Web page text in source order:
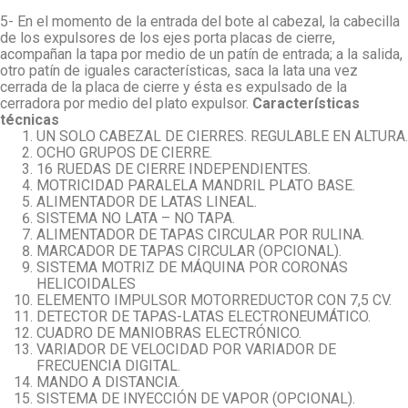
5- En el momento de la entrada del bote al cabezal, la cabecilla
de los expulsores de los ejes porta placas de cierre,
acompañan la tapa por medio de un patín de entrada; a la salida,
otro patín de iguales características, saca la lata una vez
cerrada de la placa de cierre y ésta es expulsado de la
cerradora por medio del plato expulsor. Características
técnicas
UN SOLO CABEZAL DE CIERRES. REGULABLE EN ALTURA.
OCHO GRUPOS DE CIERRE.
16 RUEDAS DE CIERRE INDEPENDIENTES.
MOTRICIDAD PARALELA MANDRIL PLATO BASE.
ALIMENTADOR DE LATAS LINEAL.
SISTEMA NO LATA – NO TAPA.
ALIMENTADOR DE TAPAS CIRCULAR POR RULINA.
MARCADOR DE TAPAS CIRCULAR (OPCIONAL).
SISTEMA MOTRIZ DE MÁQUINA POR CORONAS
HELICOIDALES
ELEMENTO IMPULSOR MOTORREDUCTOR CON 7,5 CV.
DETECTOR DE TAPAS-LATAS ELECTRONEUMÁTICO.
CUADRO DE MANIOBRAS ELECTRÓNICO.
VARIADOR DE VELOCIDAD POR VARIADOR DE
FRECUENCIA DIGITAL.
MANDO A DISTANCIA.
SISTEMA DE INYECCIÓN DE VAPOR (OPCIONAL).